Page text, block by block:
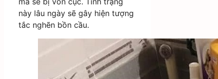
này lâu ngày sẽ gây hiện tượng
tắc nghẽn bồn cầu.